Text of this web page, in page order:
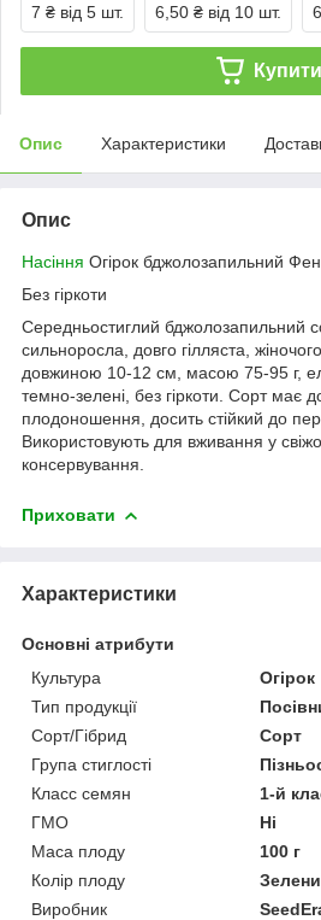
7 ₴ від 5 шт. 6,50 ₴ від 10 шт.
Купити
Опис Характеристики
Опис
Насіння Огірок бджолозапильний
Без гіркоти
Середньостиглий бджолозапильний
сильноросла, довго гілляста,
довжиною 10-12 см, масою 75-95 г,
темно-зелені, без гіркоти. Сорт має
плодоношення, досить стійкий до
Використовують для вживання у
консервування.
Приховати
Характеристики
Основні атрибути
Культура
Огірок
Тип продукції
Сорт/Гібрид
Сорт
Група стиглості
Класс семян
1-й
ГМО
Ні
Маса плоду
100 г
Колір плоду
Виробник